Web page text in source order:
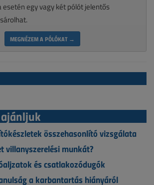
egy vagy két pólót jelentős
MEGNÉZEM A PÓLÓKAT →
összehasonlító vizsgálata
villanyszerelési munkát?
és csatlakozódugók
a karbantartás hiányáról